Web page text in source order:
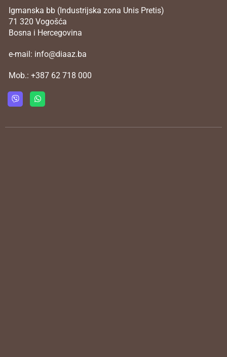
Igmanska bb (Industrijska zona Unis Pretis)
71 320 Vogošća
Bosna i Hercegovina
e-mail: info@diaaz.ba
Mob.: +387 62 718 000